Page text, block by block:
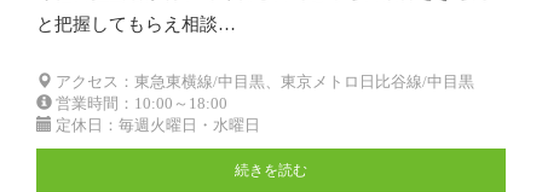
と把握してもらえ相談…
アクセス：東急東横線/中目黒、東京メトロ日比谷線/中目黒
営業時間：10:00～18:00
定休日：毎週火曜日・水曜日
続きを読む